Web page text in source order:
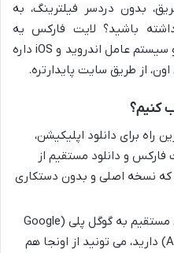
بدون دردسر فیلترینگ، به
باشید؟ لایت فارکس یه
اپلیکیشن موبایل رسمی برای هر دو سیستم عامل اندروید و iOS داره
از طریق سایت پایدارتره.
کنیم؟
راه برای دانلود اپلیکیشن،
و دانلود مستقیم از
نسخه اصلی و بدون دستکاری
اگر دسترسی مستقیم به گوگل پلی (Google
Play) یا اپ استور (App Store) دارید، می تونید از اونجا هم